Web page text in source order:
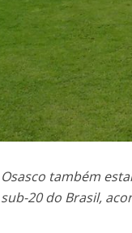
Osasco também
sub-20 do Brasil,